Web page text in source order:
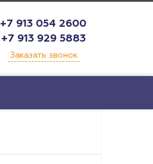
+7 913 054 2600
+7 913 929 5883
Заказать звонок